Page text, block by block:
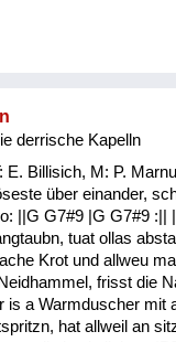
derrische Kapelln
E. Billisich, M: P.
über einander,
||G G7#9 |G G7#9 :||
tuat ollas
Krot und allweu
frisst die
is a Warmduscher mit
hat allweil an